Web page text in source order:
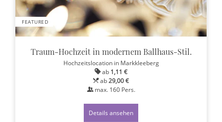
FEATURED
Traum-Hochzeit in modernem Ballhaus-Stil.
Hochzeitslocation in Markkleeberg
ab 1,11 €
ab29,00 €
max. 160Pers.
Details ansehen